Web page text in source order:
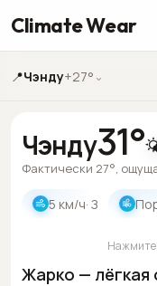
Climate Wear
📍Чэнду+27° ⌄
Чэнду31°
Фактически 27°,
5 км/ч· З
Жарко — лёгкая
Нажмите